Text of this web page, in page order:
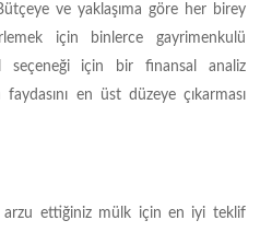
ve yaklaşıma göre her birey
için binlerce gayrimenkulü
seçeneği için bir finansal analiz
en üst düzeye çıkarması
arzu ettiğiniz mülk için en iyi teklif